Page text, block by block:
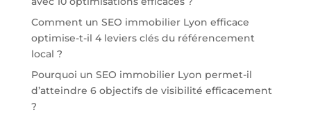
Comment un SEO immobilier Lyon efficace
optimise-t-il 4 leviers clés du référencement
local ?
Pourquoi un SEO immobilier Lyon permet-il
d’atteindre 6 objectifs de visibilité efficacement
?